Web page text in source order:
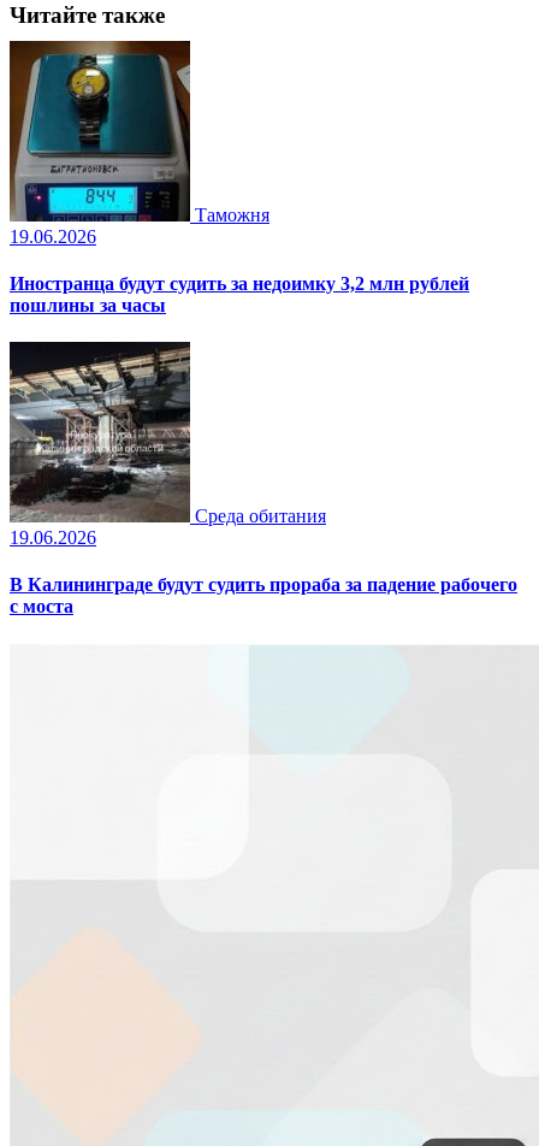
Читайте также
Таможня
19.06.2026
Иностранца будут судить за недоимку 3,2 млн рублей
пошлины за часы
Среда обитания
19.06.2026
В Калининграде будут судить прораба за падение рабочего
с моста